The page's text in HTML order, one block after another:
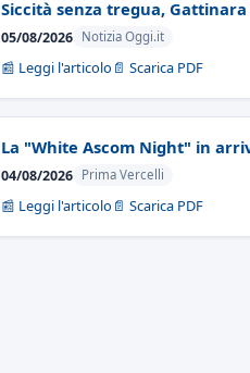
Siccità senza tregua,
05/08/2026 Notizia Oggi.it
📰 Leggi l'articolo 📄 Scarica PDF
La "White Ascom Night" in
04/08/2026 Prima Vercelli
📰 Leggi l'articolo 📄 Scarica PDF